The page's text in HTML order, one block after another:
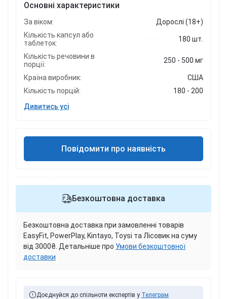
Основні характеристики
За віком:
Дорослі (18+)
Кількість капсул або
таблеток:
180 шт.
Кількість речовини в
порції:
250 - 500 мг
Країна виробник:
США
Кількість порцій:
180 - 200
Дивитись усі
Повідомити про наявність
Безкоштовна доставка
Безкоштовна доставка при замовленні товарів
EasyFit, PowerPlay, Kintayo, Toysi та Лісовик на суму
від 3000₴. Детальніше про Умови безкоштовної
доставки
Доєднуйся до спільноти експертів у Телеграм